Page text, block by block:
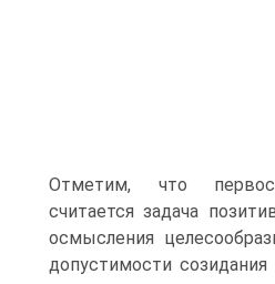
Отметим, что
считается задача
осмысления
допустимости